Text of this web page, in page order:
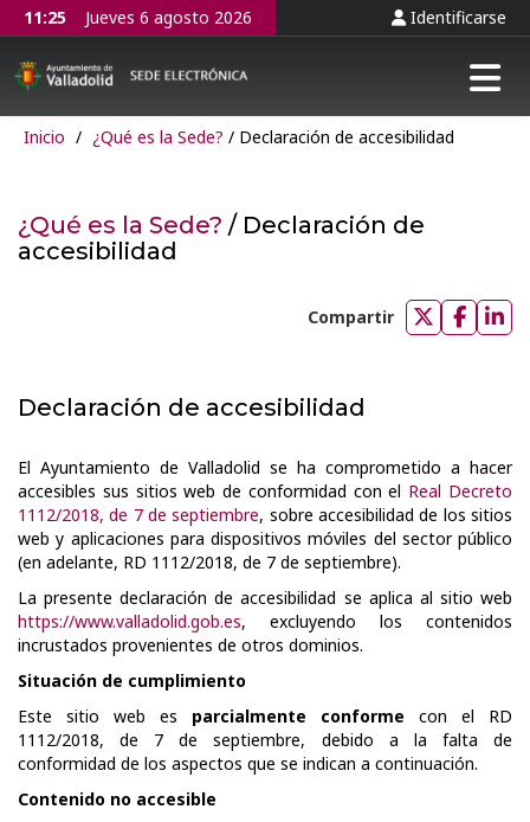
11:25 Jueves 6 agosto 2026 Identificarse
Inicio / ¿Qué es la Sede? / Declaración de accesibilidad
¿Qué es la Sede? / Declaración de
accesibilidad
Compartir
Compartir
Declaración de accesibilidad
El Ayuntamiento de Valladolid se ha comprometido a hacer
accesibles sus sitios web de conformidad con el Real Decreto
1112/2018, de 7 de septiembre, sobre accesibilidad de los sitios
web y aplicaciones para dispositivos móviles del sector público
(en adelante, RD 1112/2018, de 7 de septiembre).
La presente declaración de accesibilidad se aplica al sitio web
https://www.valladolid.gob.es, excluyendo los contenidos
incrustados provenientes de otros dominios.
Situación de cumplimiento
Este sitio web es parcialmente conforme con el RD
1112/2018, de 7 de septiembre, debido a la falta de
conformidad de los aspectos que se indican a continuación.
Contenido no accesible